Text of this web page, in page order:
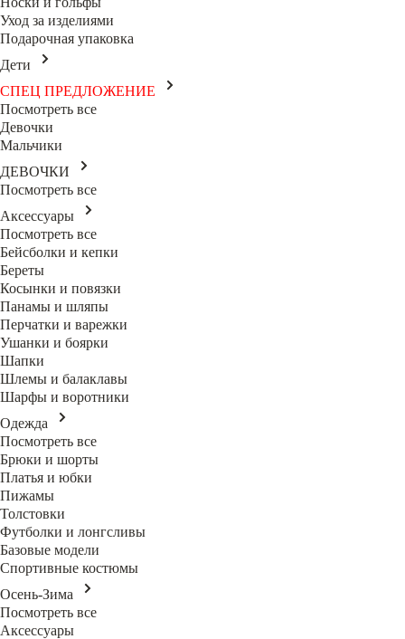
Уход за изделиями
Подарочная упаковка
Дети
СПЕЦ ПРЕДЛОЖЕНИЕ
Посмотреть все
Девочки
Мальчики
ДЕВОЧКИ
Посмотреть все
Аксессуары
Посмотреть все
Бейсболки и кепки
Береты
Косынки и повязки
Панамы и шляпы
Перчатки и варежки
Ушанки и боярки
Шапки
Шлемы и балаклавы
Шарфы и воротники
Одежда
Посмотреть все
Брюки и шорты
Платья и юбки
Пижамы
Толстовки
Футболки и лонгсливы
Базовые модели
Спортивные костюмы
Осень-Зима
Посмотреть все
Аксессуары